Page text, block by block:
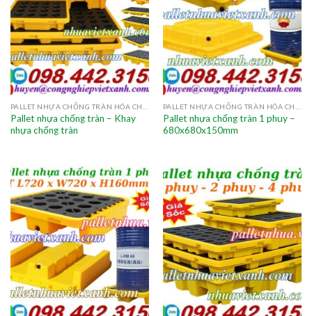
Pallet nhựa chống tràn – Khay
nhựa chống tràn
Pallet nhựa chống tràn 1 phuy –
680x680x150mm